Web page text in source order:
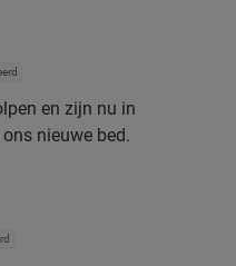
en zijn nu in
nieuwe bed.